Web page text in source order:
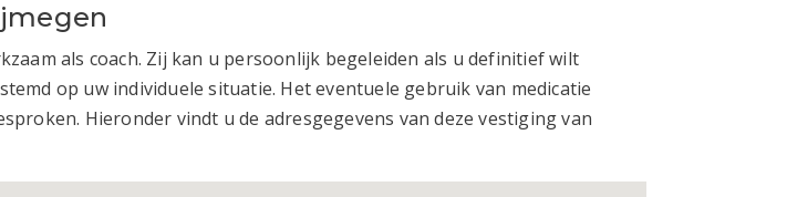
als coach. Zij kan u persoonlijk begeleiden als u definitief wilt
op uw individuele situatie. Het eventuele gebruik van medicatie
Hieronder vindt u de adresgegevens van deze vestiging van